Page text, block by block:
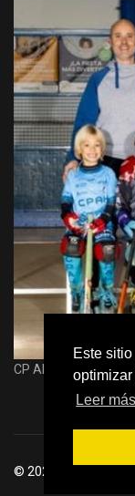
Este
Leer
CP Alcalá Hockey
© 2026 Club Patín